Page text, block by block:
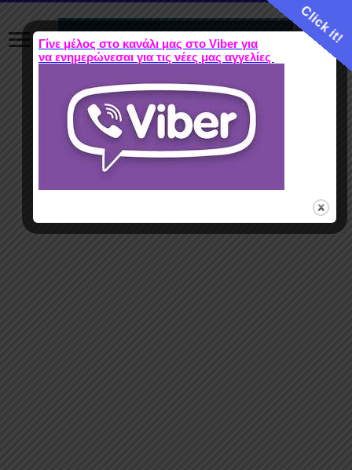
Click it!
Γίνε μέλος στο κανάλι μας στο Viber για
να ενημερώνεσαι για τις νέες μας αγγελίες